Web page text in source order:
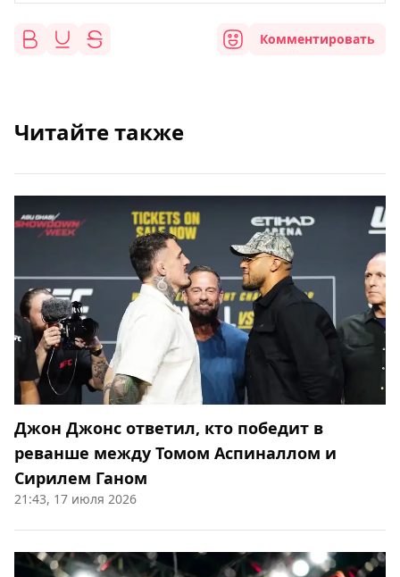
Комментировать
Читайте также
Джон Джонс ответил, кто победит в
реванше между Томом Аспиналлом и
Сирилем Ганом
21:43, 17 июля 2026